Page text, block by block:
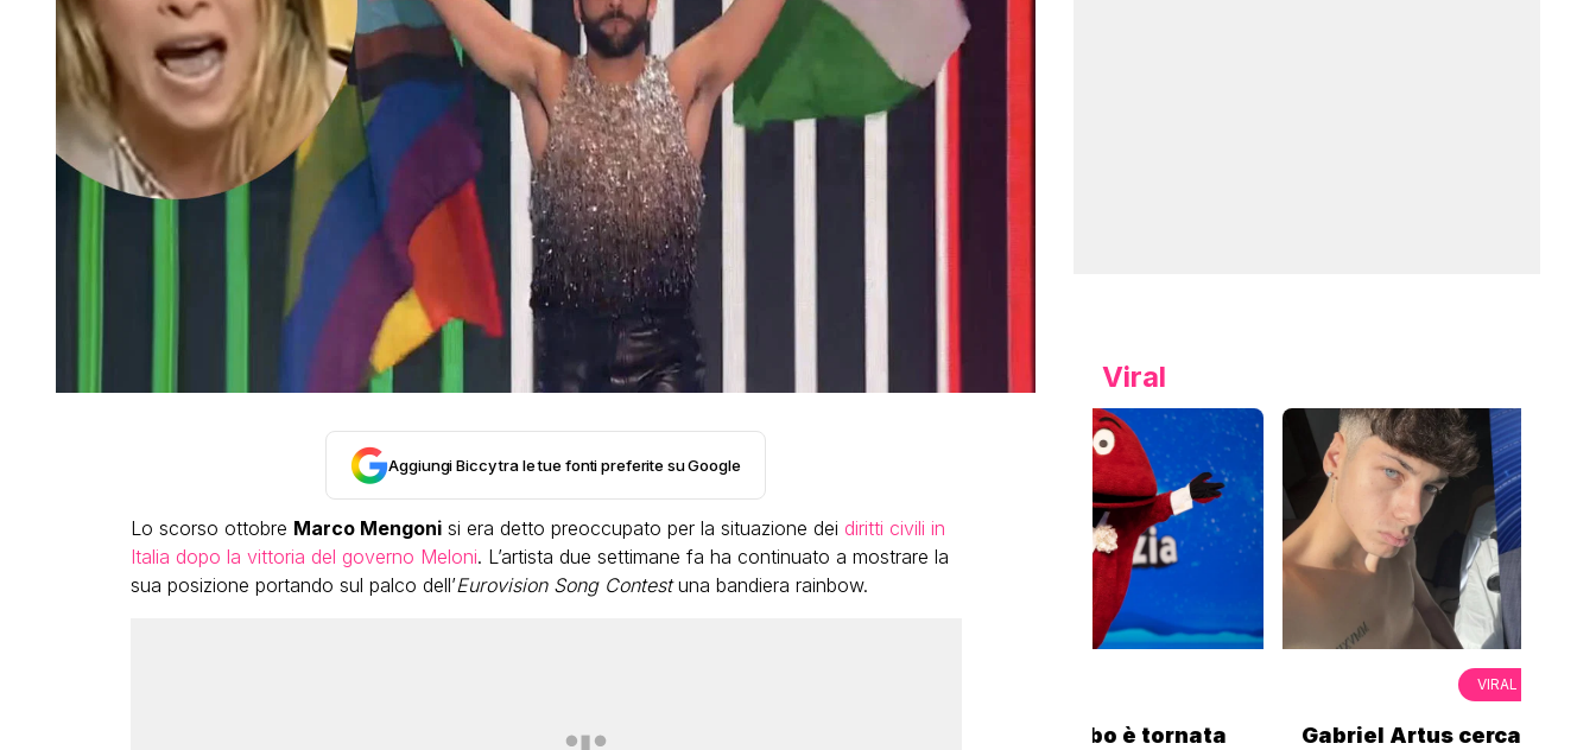
Aggiungi Biccy tra le tue fonti preferite su Google
Lo scorso ottobre Marco Mengonisi era detto preoccupato per la situazione dei diritti civili in
Italia dopo la vittoria del governo Meloni. L’artista due settimane fa ha continuato a mostrare la
sua posizione portando sul palco dell’Eurovision Song Contestuna bandiera rainbow.
Viral
Gabriel Artus cerca un 50enne che